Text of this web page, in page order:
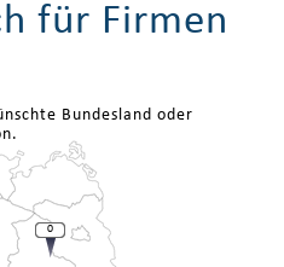
für Firmen
Bundesland oder
0